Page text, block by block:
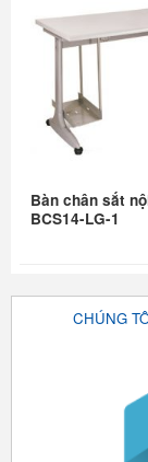
Bàn chân sắt
BCS14-LG-1
CHÚNG